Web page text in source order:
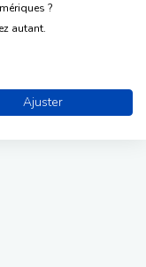
?
autant.
Ajuster